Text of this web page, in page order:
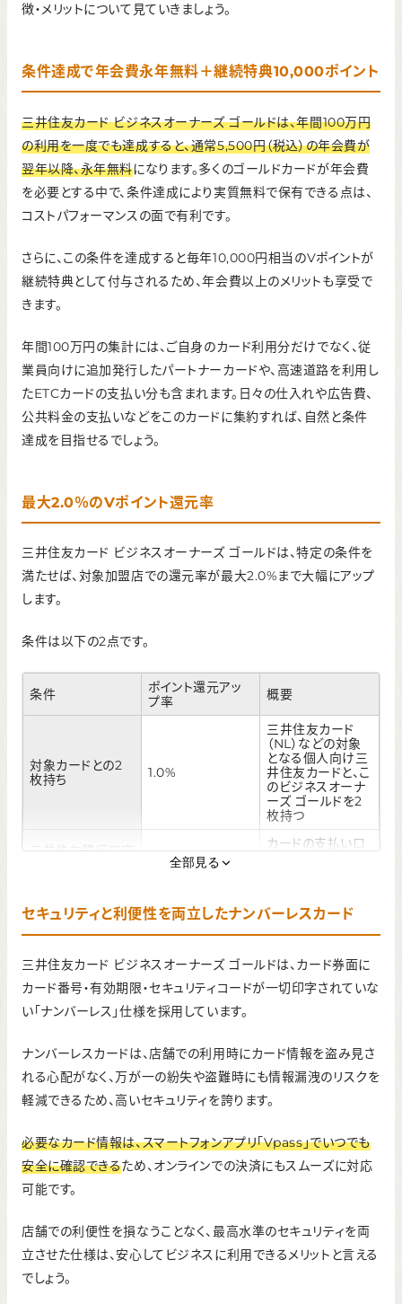
徴・メリットについて見ていきましょう。
条件達成で年会費永年無料＋継続特典10,000ポイント
三井住友カード ビジネスオーナーズ ゴールドは、年間100万円
の利用を一度でも達成すると、通常5,500円（税込）の年会費が
翌年以降、永年無料になります。多くのゴールドカードが年会費
を必要とする中で、条件達成により実質無料で保有できる点は、
コストパフォーマンスの面で有利です。
さらに、この条件を達成すると毎年10,000円相当のVポイントが
継続特典として付与されるため、年会費以上のメリットも享受で
きます。
年間100万円の集計には、ご自身のカード利用分だけでなく、従
業員向けに追加発行したパートナーカードや、高速道路を利用し
たETCカードの支払い分も含まれます。日々の仕入れや広告費、
公共料金の支払いなどをこのカードに集約すれば、自然と条件
達成を目指せるでしょう。
最大2.0％のVポイント還元率
三井住友カード ビジネスオーナーズ ゴールドは、特定の条件を
満たせば、対象加盟店での還元率が最大2.0%まで大幅にアップ
します。
条件は以下の2点です。
条件
ポイント還元アッ
プ率
概要
対象カードとの2
枚持ち
1.0%
三井住友カード
（NL）などの対象
となる個人向け三
井住友カードと、こ
のビジネスオーナ
ーズ ゴールドを2
枚持つ
三井住友銀行口座
0.5%
カードの支払い口
全部見る
セキュリティと利便性を両立したナンバーレスカード
三井住友カード ビジネスオーナーズ ゴールドは、カード券面に
カード番号・有効期限・セキュリティコードが一切印字されていな
い「ナンバーレス」仕様を採用しています。
ナンバーレスカードは、店舗での利用時にカード情報を盗み見さ
れる心配がなく、万が一の紛失や盗難時にも情報漏洩のリスクを
軽減できるため、高いセキュリティを誇ります。
必要なカード情報は、スマートフォンアプリ「Vpass」でいつでも
安全に確認できるため、オンラインでの決済にもスムーズに対応
可能です。
店舗での利便性を損なうことなく、最高水準のセキュリティを両
立させた仕様は、安心してビジネスに利用できるメリットと言える
でしょう。